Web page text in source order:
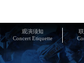
观演须知
Concert Etiquette